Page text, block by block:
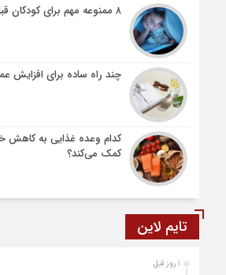
۸ ممنوعه مهم برای کودکان قبل از خواب
چند راه ساده برای افزایش
کدام وعده غذایی به کاهش
کمک می‌کند؟
تایم لاین
1 روز قبل